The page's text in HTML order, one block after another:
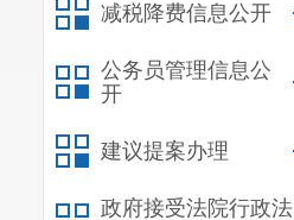
减税降费信息公开
公务员管理信息公
开
建议提案办理
政府接受法院行政法